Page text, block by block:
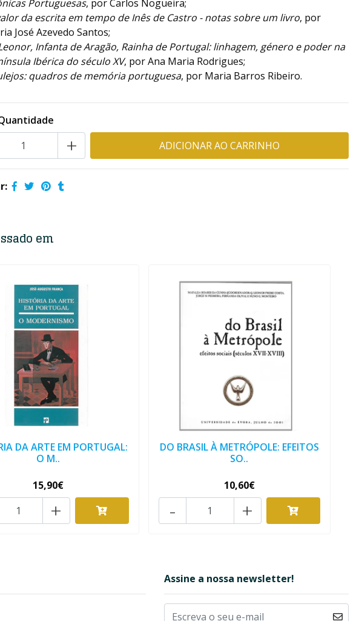
Portuguesas, por Carlos Nogueira;
da escrita em tempo de Inês de Castro - notas sobre um livro, por
José Azevedo Santos;
Infanta de Aragão, Rainha de Portugal: linhagem, género e poder na
Ibérica do século XV, por Ana Maria Rodrigues;
quadros de memória portuguesa, por Maria Barros Ribeiro.
+
em
DA ARTE EM PORTUGAL:
O M..
15,90€
+
DO BRASIL À METRÓPOLE: EFEITOS
SO..
10,60€
+
-
Assine a nossa newsletter!